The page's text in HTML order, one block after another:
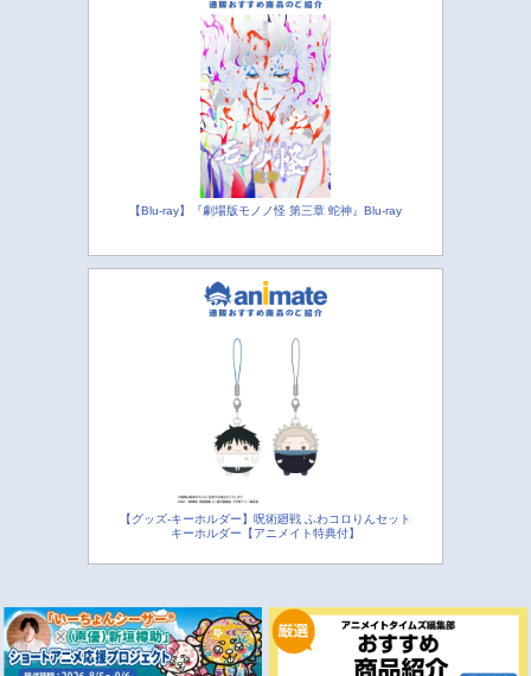
【Blu-ray】『劇場版モノノ怪 第三章 蛇神』Blu-ray
【グッズ-キーホルダー】呪術廻戦 ふわコロりんセット
キーホルダー【アニメイト特典付】